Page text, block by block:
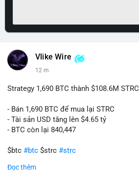
Vlike Wire
12 m
Strategy 1,690 BTC thành $108.6M STRC
- Bán 1,690 BTC để mua lại STRC
- Tài sản USD tăng lên $4.65 tỷ
- BTC còn lại 840,447
$btc #btc $strc #strc
#vlikevn
Đọc thêm